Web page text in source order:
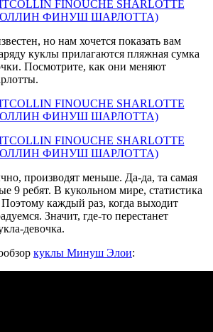
но нам хочется показать вам
куклы прилагаются пляжная сумка
Посмотрите, как они меняют
производят меньше. Да-да, та самая
9 ребят. В кукольном мире, статистика
каждый раз, когда выходит
Значит, где-то перестанет
девочка.
куклы Минуш Элои: